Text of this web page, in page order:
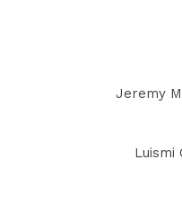
Jeremy
Luismi